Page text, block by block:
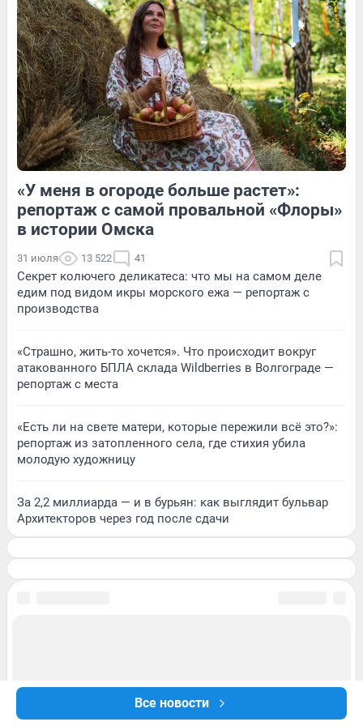
Все новости
Обсудить Обсудить
1 Обсудить 3 Обсудить
«У меня в огороде больше растет»:
репортаж с самой провальной «Флоры»
в истории Омска
31 июля 13 522 41
Секрет колючего деликатеса: что мы на самом деле
едим под видом икры морского ежа — репортаж с
производства
«Страшно, жить-то хочется». Что происходит вокруг
атакованного БПЛА склада Wildberries в Волгограде —
репортаж с места
«Есть ли на свете матери, которые пережили всё это?»:
репортаж из затопленного села, где стихия убила
молодую художницу
За 2,2 миллиарда — и в бурьян: как выглядит бульвар
Архитекторов через год после сдачи